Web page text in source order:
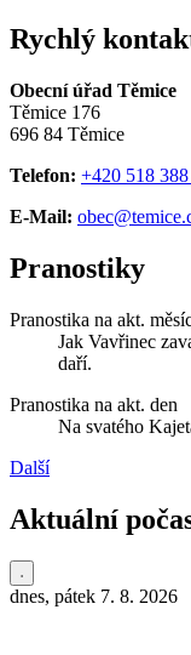
Rychlý
Obecní úřad Těmice
Těmice 176
696 84 Těmice
Telefon: +420 518
E-Mail:
Pranostiky
Pranostika na akt.
Jak Vavřinec
daří.
Pranostika na akt. den
Na svatého
Další
Aktuální
dnes, pátek 7. 8. 2026